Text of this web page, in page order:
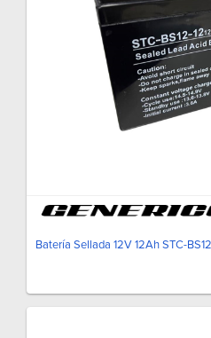
Batería Sellada 12V 12Ah STC-